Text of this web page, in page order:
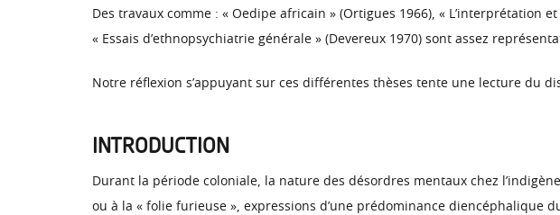
Des travaux comme : « Oedipe africain » (Ortigues 1966), «
« Essais d’ethnopsychiatrie générale » (Devereux 1970) sont assez
Notre réflexion s’appuyant sur ces différentes thèses tente une lecture du
INTRODUCTION
Durant la période coloniale, la nature des désordres mentaux chez
ou à la « folie furieuse », expressions d’une prédominance diencéphalique